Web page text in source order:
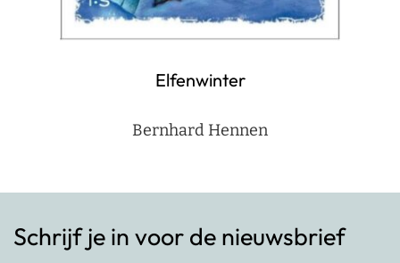
Elfenwinter
Bernhard Hennen
Schrijf je in voor de nieuwsbrief